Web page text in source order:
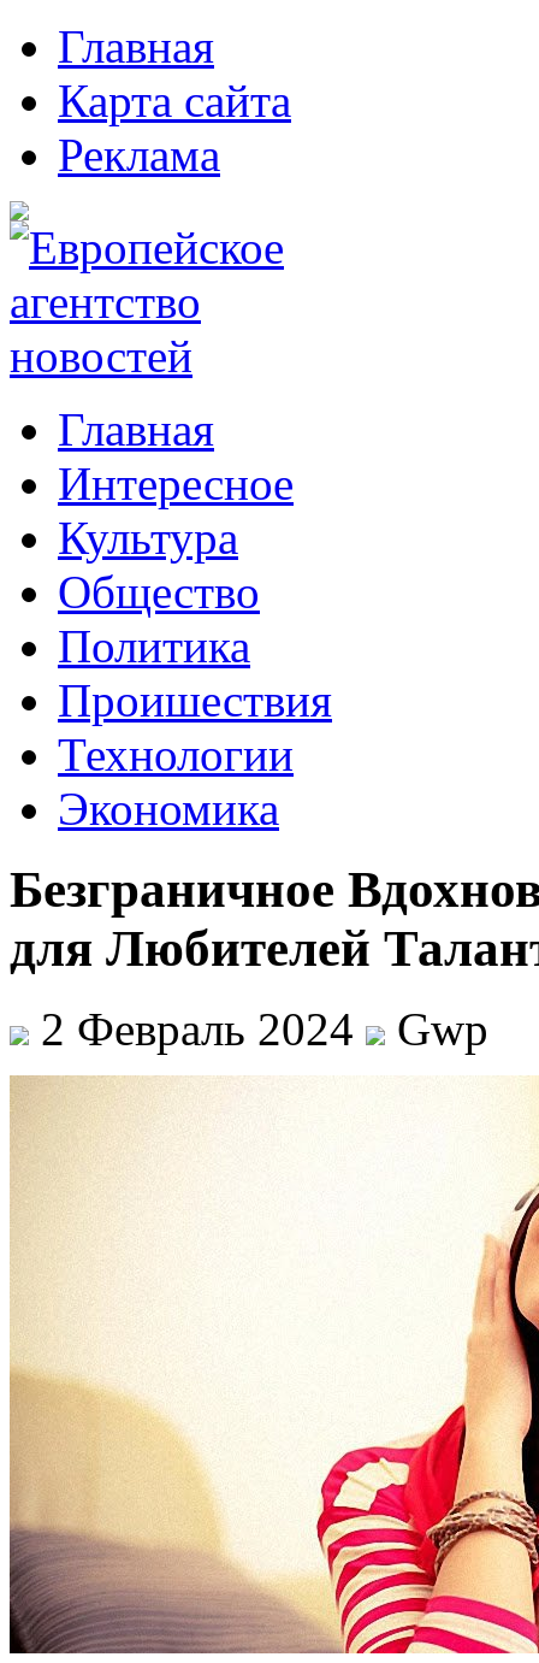
Главная
Карта сайта
Реклама
Главная
Интересное
Культура
Общество
Политика
Проишествия
Технологии
Экономика
Безграничное
для Любителей
2 Февраль 2024 Gwp